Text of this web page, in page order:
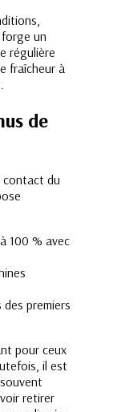
un
régulière
fraîcheur à
de
contact du
100 % avec
premiers
pour ceux
il est
retirer